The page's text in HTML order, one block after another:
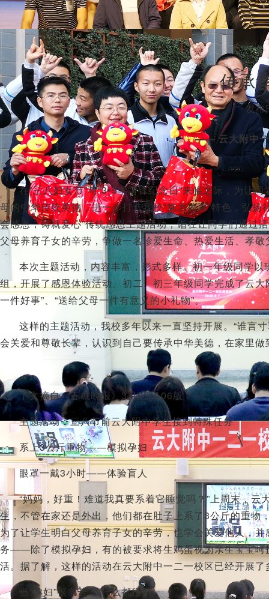
传承
发布
—— 云大附中一
在“三八妇女节”与“3•5学雷锋纪念日”来临之际，为让
母的中华传统美德，进一步打造我校“魅力德育”特色，弘
会感恩，铸就爱心”传统感恩主题活动，诣在让同学们通过
父母养育子女的辛劳，争做一名珍爱生命、热爱生活、孝
本次主题活动，内容丰富，形式多样。初一年级同学以
组，开展了感恩体验活动。初二、初三年级同学完成了云
一件好事”、“送给父母一件有意义的小礼物”。
这样的主题活动，我校多年以来一直坚持开展。“谁言
会关爱和尊敬长辈，认识到自己要传承中华美德，在家里
下文摘自《春城晚报》3月8日A06版
主题活动：三八节前云大附中学生接到特殊任务
系上3公斤重物——模拟孕妇
眼罩一戴3小时——体验盲人
“妈妈，好重！难道我真要系着它睡觉吗？”上周末，
生，不管在家还是外出，他们都在肚子上系了3公斤的重
为了让学生明白父母养育子女的辛劳，也学会关爱他人，
务——除了模拟孕妇，有的被要求将生鸡蛋视为亲生宝宝
活。据了解，这样的活动在云大附中一二一校区已经开展
当“孕妇”很辛苦 做什么都很累